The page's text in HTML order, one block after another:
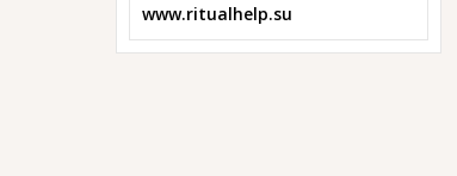
www.ritualhelp.su